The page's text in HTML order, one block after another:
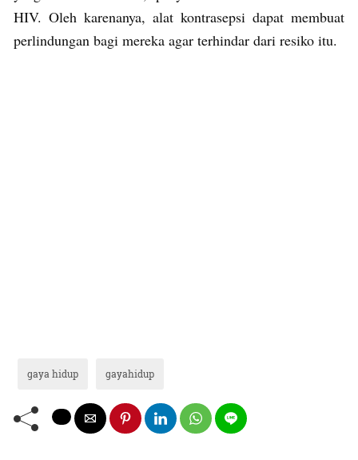
HIV. Oleh karenanya, alat kontrasepsi dapat membuat
perlindungan bagi mereka agar terhindar dari resiko itu.
gaya hidup gayahidup